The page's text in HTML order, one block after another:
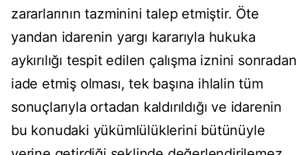
zararlarının tazminini talep etmiştir. Öte
yandan idarenin yargı kararıyla hukuka
aykırılığı tespit edilen çalışma iznini sonradan
iade etmiş olması, tek başına ihlalin tüm
sonuçlarıyla ortadan kaldırıldığı ve idarenin
bu konudaki yükümlülüklerini bütünüyle